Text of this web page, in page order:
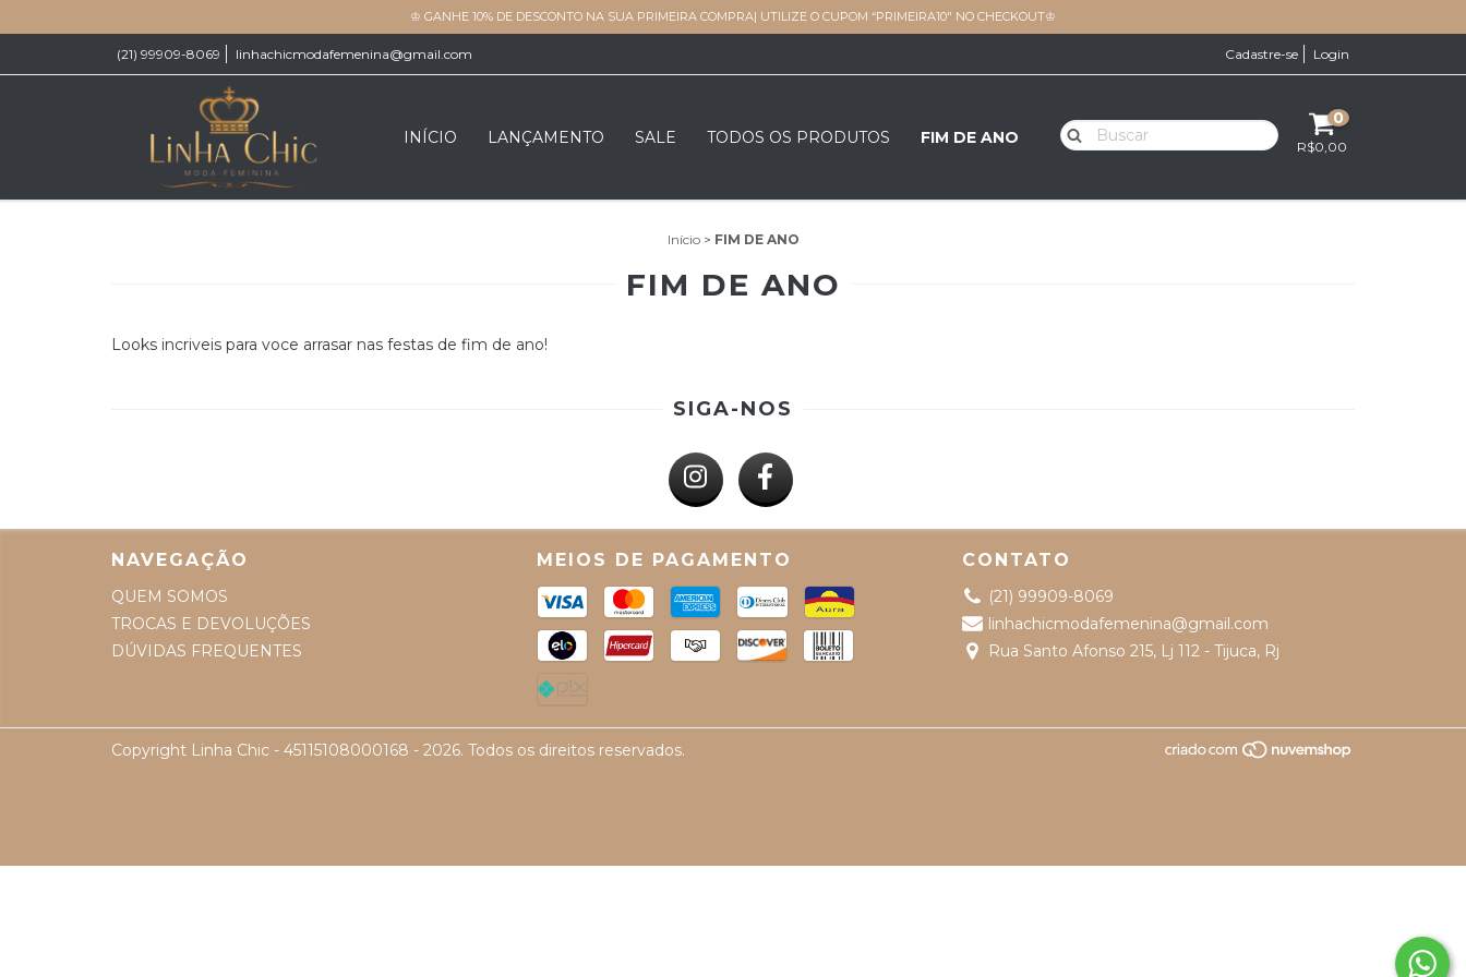
♔ GANHE 10% DE DESCONTO NA SUA PRIMEIRA COMPRA| UTILIZE O CUPOM “PRIMEIRA10" NO CHECKOUT♔
(21) 99909-8069 linhachicmodafemenina@gmail.com Cadastre-se Login
INÍCIO LANÇAMENTO SALE TODOS OS PRODUTOS FIM DE ANO
0
R$0,00
Início > FIM DE ANO
FIM DE ANO
Looks incriveis para voce arrasar nas festas de fim de ano!
SIGA-NOS
NAVEGAÇÃO
QUEM SOMOS
TROCAS E DEVOLUÇÕES
DÚVIDAS FREQUENTES
MEIOS DE PAGAMENTO CONTATO
(21) 99909-8069
linhachicmodafemenina@gmail.com
Rua Santo Afonso 215, Lj 112 - Tijuca, Rj
Copyright Linha Chic - 45115108000168 - 2026. Todos os direitos reservados.